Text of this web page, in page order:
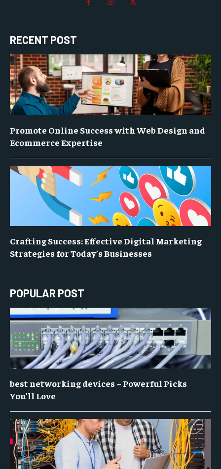
RECENT POST
Promote Online Success with Web Design and
Ecommerce Expertise
Crafting Success: Effective Digital Marketing
Strategies for Today’s Businesses
POPULAR POST
best networking devices – Powerful Picks
You’ll Love